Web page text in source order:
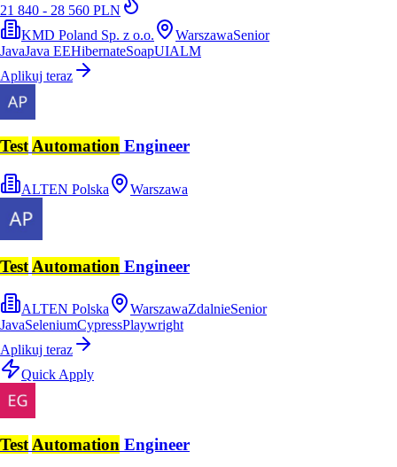
21 840 - 28 560 PLN
KMD Poland Sp. z o.o.
WarszawaSenior
JavaJava EEHibernateSoapUIALM
Aplikuj teraz
Test Automation Engineer
ALTEN Polska Warszawa
Test Automation Engineer
ALTEN Polska WarszawaZdalnieSenior
JavaSeleniumCypressPlaywright
Aplikuj teraz
Quick Apply
Test Automation Engineer